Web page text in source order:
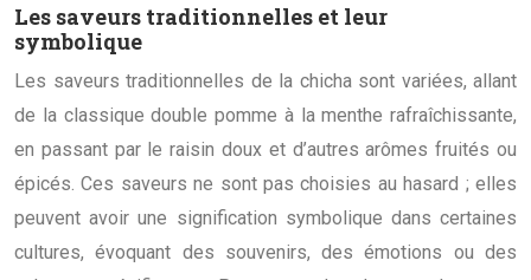
Les saveurs traditionnelles et leur
symbolique
Les saveurs traditionnelles de la chicha sont variées, allant
de la classique double pomme à la menthe rafraîchissante,
en passant par le raisin doux et d’autres arômes fruités ou
épicés. Ces saveurs ne sont pas choisies au hasard ; elles
peuvent avoir une signification symbolique dans certaines
cultures, évoquant des souvenirs, des émotions ou des